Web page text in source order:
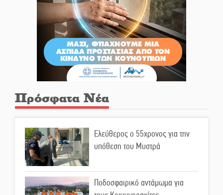
Πρόσφατα Νέα
Ελεύθερος ο 55χρονος για την
υπόθεση του Μυστρά
Ποδοσφαιρικό αντάμωμα για